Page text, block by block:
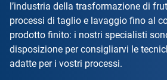
l’industria della trasformazione di
processi di taglio e lavaggio fino al
prodotto finito: i nostri specialisti
disposizione per consigliarvi le
adatte per i vostri processi.